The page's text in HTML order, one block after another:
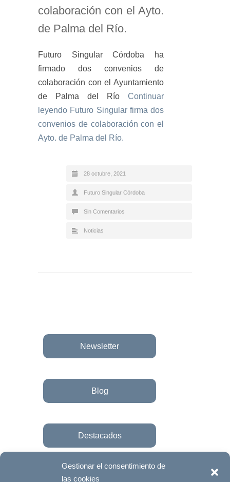
Gestionar el consentimiento de
las cookies
colaboración con el Ayto.
de Palma del Río.
Futuro Singular Córdoba ha
firmado dos convenios de
colaboración con el Ayuntamiento
de Palma del Río Continuar
leyendo Futuro Singular firma dos
convenios de colaboración con el
Ayto. de Palma del Río.
28 octubre, 2021
Futuro Singular Córdoba
Sin Comentarios
Noticias
Newsletter
Blog
Destacados
Únete a la fundación